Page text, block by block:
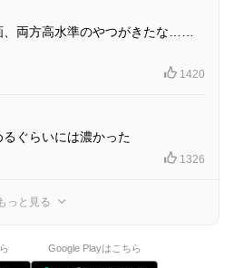
、両方高水準のやつがきたな……
1420
ぐらいには濃かった
1326
っと見る
Google Playはこちら